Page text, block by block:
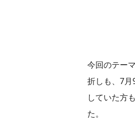
今回のテー
折しも、7
していた方
た。